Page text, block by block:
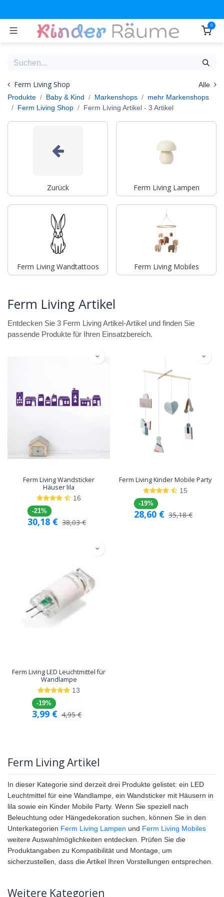
0
Ferm Living Shop
Alle
Produkte
Baby & Kind Markenshops
mehr Markenshops
Ferm Living Shop
Ferm Living Artikel - 3 Artikel
Zurück Ferm Living Lampen
Ferm Living Wandtattoos Ferm Living Mobiles
Ferm Living Artikel
Entdecken Sie 3 Ferm Living Artikel-Artikel und finden Sie
passende Produkte für Ihren Einsatzbereich.
Ferm Living Wandsticker
Häuser lila
16
-21%
30,18 € 38,03€
Ferm Living Kinder Mobile Party
15
-19%
28,60 € 35,18€
Ferm Living LED Leuchtmittel für
Wandlampe
13
-19%
3,99 € 4,95€
Ferm Living Artikel
In dieser Kategorie sind derzeit drei Produkte gelistet: ein LED
Leuchtmittel für eine Wandlampe, ein Wandsticker mit Häusern in
lila sowie ein Kinder Mobile Party. Wenn Sie speziell nach
Beleuchtung oder Hängedekoration suchen, können Sie in den
Unterkategorien Ferm Living Lampen und Ferm Living Mobiles
weitere Auswahlmöglichkeiten entdecken. Prüfen Sie die
Produktangaben zu Kompatibilität und Montage, um
sicherzustellen, dass die Artikel Ihren Vorstellungen entsprechen.
Weitere Kategorien